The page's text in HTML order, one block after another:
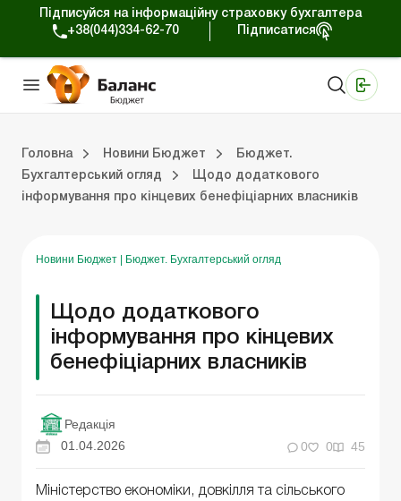
Підписуйся на інформаційну страховку бухгалтера
+38(044)334-62-70
Підписатися
Головна Новини Бюджет
Бюджет.
Бухгалтерський огляд
Щодо додаткового
інформування про кінцевих бенефіціарних власників
Новини Бюджет Бюджет. Бухгалтерський огляд
Щодо додаткового
інформування про кінцевих
бенефіціарних власників
Редакція
01.04.2026
0 0 45
Міністерство економіки, довкілля та сільського